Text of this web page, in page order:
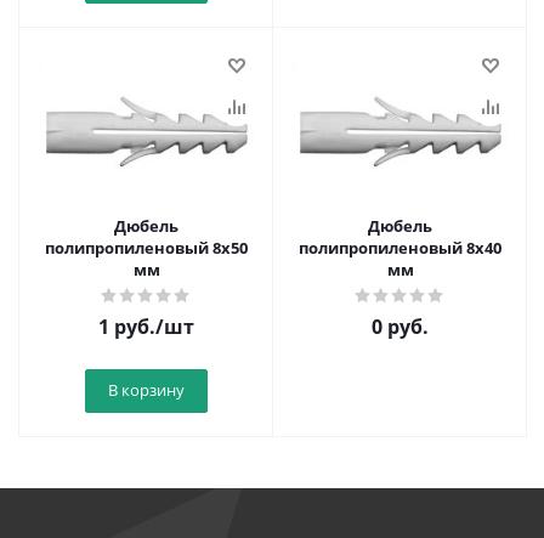
Дюбель
полипропиленовый 8х50
мм
1 руб./шт
В корзину
Дюбель
полипропиленовый 8х40
мм
0 руб.